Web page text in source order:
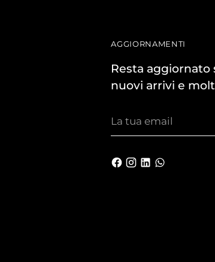
AGGIORNAMENTI
Resta
nuovi arrivi e
tua